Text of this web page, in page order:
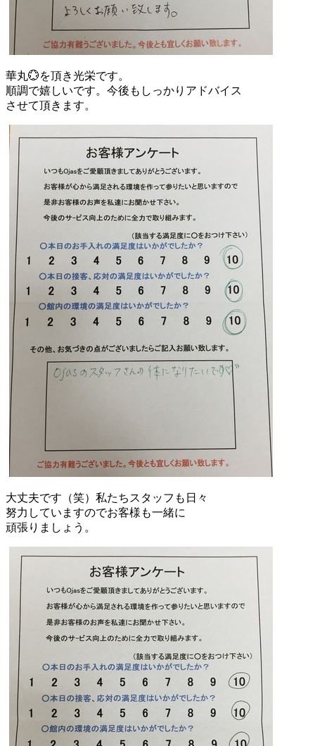
華丸💮を頂き光栄です。
順調で嬉しいです。今後もしっかりアドバイス
させて頂きます。
大丈夫です（笑）私たちスタッフも日々
努力していますのでお客様も一緒に
頑張りましょう。